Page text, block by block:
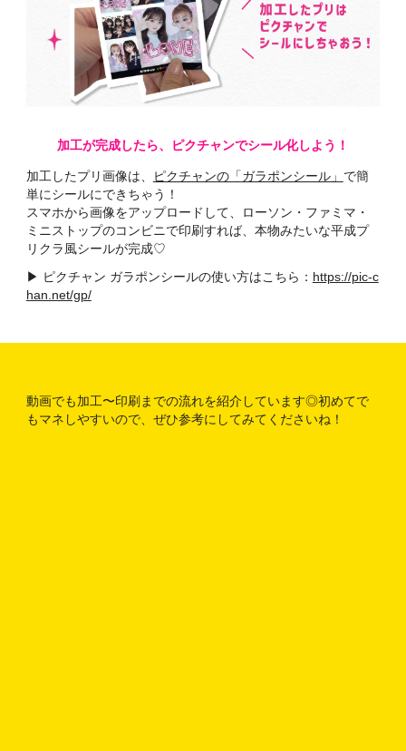
加工が完成したら、ピクチャンでシール化しよう！
加工したプリ画像は、 ピクチャンの「ガラポンシール」 で簡
単にシールにできちゃう！
スマホから画像をアップロードして、ローソン・ファミマ・
ミニストップのコンビニで印刷すれば、本物みたいな平成プ
リクラ風シールが完成♡
▶︎ ピクチャン ガラポンシールの使い方はこちら： https://pic-c
han.net/gp/
動画でも加工〜印刷までの流れを紹介しています◎初めてで
もマネしやすいので、ぜひ参考にしてみてくださいね！